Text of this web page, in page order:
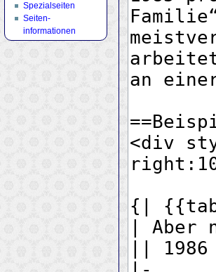
Spezialseiten
Seiten­
informationen